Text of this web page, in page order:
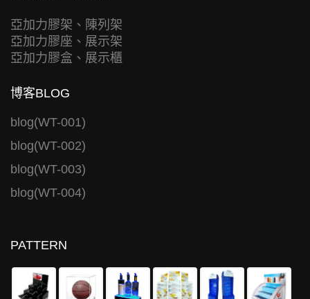
亞加力膠架、陳列架
亞加力膠座、展示架
亞加力膠盒、展示櫃
博客BLOG
blog(WT-001)
blog(WT-002)
blog(WT-003)
blog(WT-004)
PATTERN